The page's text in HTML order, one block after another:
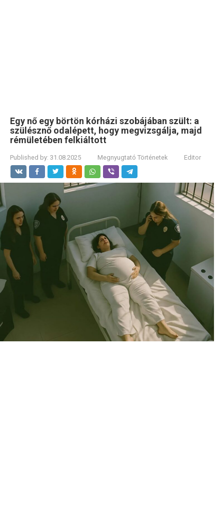
Egy nő egy börtön kórházi szobájában szült: a
szülésznő odalépett, hogy megvizsgálja, majd
rémületében felkiáltott
Published by: 31.08.2025 Megnyugtató Történetek Editor